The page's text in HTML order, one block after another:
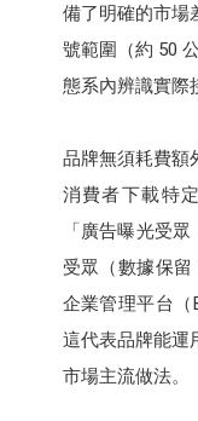
備了明確的市場
號範圍（約 50
態系內辨識實際
品牌無須耗費額
消費者下載特
「廣告曝光受
受眾（數據保留
企業管理平台（
這代表品牌能運
市場主流做法。